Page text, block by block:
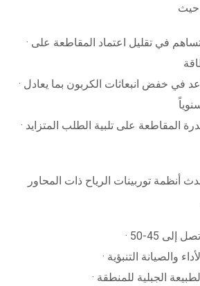
· تنويع مصادر الطاقة: تساهم في تقليل اعتماد المقاطعة على
· الاستدامة البيئية: تساعد في خفض انبعاثات الكربون بما يعادل
· الأمن الطاقي: تعزز قدرة المقاطعة على تلبية الطلب المتزايد
أنظمة توربينات الرياح ذات المحاور
والصيانة التنبؤية
الجبلية للمنطقة